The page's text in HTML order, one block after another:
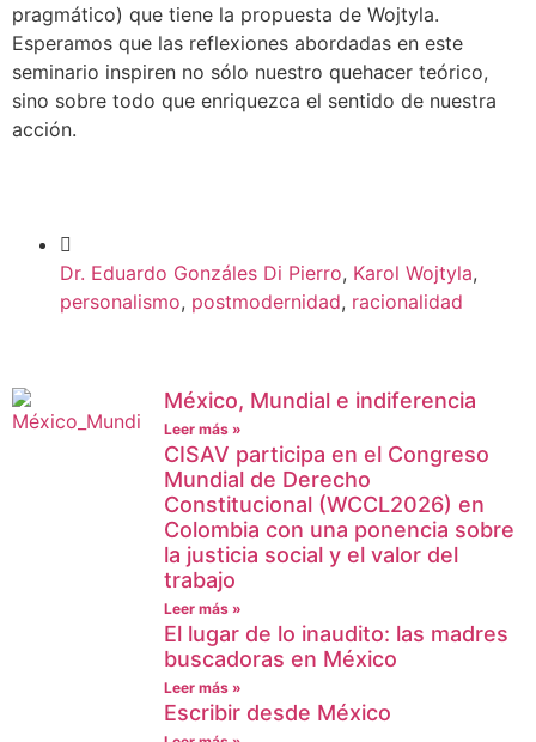
pragmático) que tiene la propuesta de Wojtyla.
Esperamos que las reflexiones abordadas en este
seminario inspiren no sólo nuestro quehacer teórico,
sino sobre todo que enriquezca el sentido de nuestra
acción.
Dr. Eduardo Gonzáles Di Pierro, Karol Wojtyla,
personalismo, postmodernidad, racionalidad
México, Mundial e indiferencia
Leer más »
CISAV participa en el Congreso
Mundial de Derecho
Constitucional (WCCL2026) en
Colombia con una ponencia sobre
la justicia social y el valor del
trabajo
Leer más »
El lugar de lo inaudito: las madres
buscadoras en México
Leer más »
Escribir desde México